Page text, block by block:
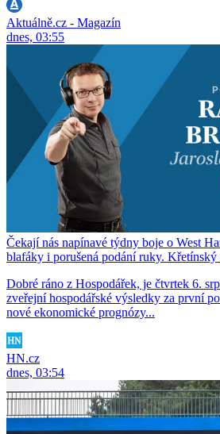
Aktuálně.cz - Magazín
dnes, 03:55
Čekají nás napínavé týdny boje o West
blafáky i porušená podání ruky. Křetínský
Dobré ráno z Hospodářek, je čtvrtek 6.
zveřejní hospodářské výsledky za první
nové ekonomické prognózy...
HN.cz
dnes, 03:54